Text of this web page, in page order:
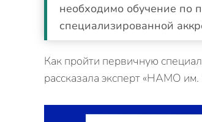
необходимо обучение по
специализированной
Как пройти первичную
рассказала эксперт «НАМО